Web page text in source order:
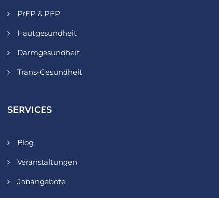
PrEP & PEP
Hautgesundheit
Darmgesundheit
Trans-Gesundheit
SERVICES
Blog
Veranstaltungen
Jobangebote